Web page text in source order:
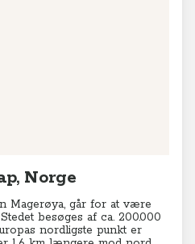
Norge
Magerøya, går for at være
besøges af ca. 200.000
nordligste punkt er